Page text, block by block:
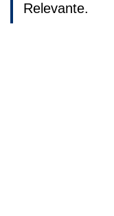
Relevante.